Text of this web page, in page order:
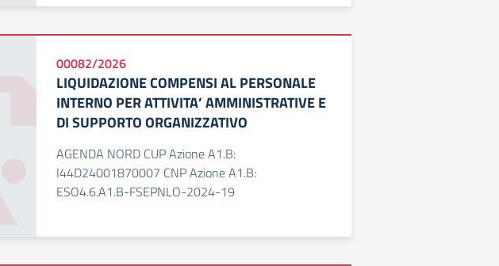
00082/2026
LIQUIDAZIONE COMPENSI AL PERSONALE
INTERNO PER ATTIVITA’ AMMINISTRATIVE E
DI SUPPORTO ORGANIZZATIVO
AGENDA NORD CUP Azione A1.B:
I44D24001870007 CNP Azione A1.B:
ESO4.6.A1.B-FSEPNLO-2024-19